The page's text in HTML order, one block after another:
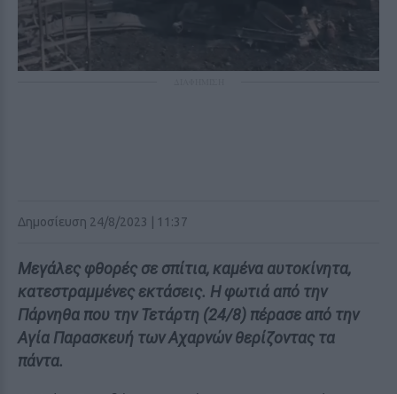
Δημοσίευση 24/8/2023 | 11:37
Μεγάλες φθορές σε σπίτια, καμένα αυτοκίνητα,
κατεστραμμένες εκτάσεις. Η φωτιά από την
Πάρνηθα που την Τετάρτη (24/8) πέρασε από την
Αγία Παρασκευή των Αχαρνών θερίζοντας τα
πάντα.